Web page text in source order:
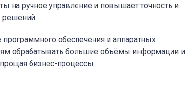
на ручное управление и повышает точность и
решений.
обеспечения и аппаратных
обрабатывать большие объёмы информации и
бизнес-процессы.